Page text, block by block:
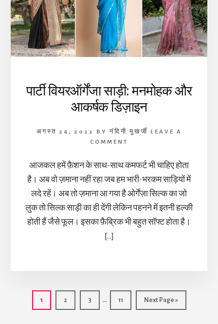
पार्टी वियरऑर्गेंजा साड़ी: मनमोहक और
आकर्षक डिज़ाइन
अगस्त 24, 2022 BY नंदिनी मुखर्जी
LEAVE A
COMMENT
आजकल हमें फ़ैशन के साथ-साथ कमफर्ट भी चाहिए होता
है। अब वो ज़माना नहीं रहा जब हम भारी-भरकम साड़ियों में
लदे रहें। अब तो ज़माना आ गया है ओर्गेंज़ा सिल्क का जो
लुक तो सिल्क साड़ी का ही देंगी लेकिन पहनने में इतनी हल्की
होती हैं जैसे फूल। इसका फ़ैब्रिक भी बहुत सॉफ्ट होता है।
[…]
Page
1 Page
2 Page
3
Interim
pages
… Page
11
Go
to
Next Page »